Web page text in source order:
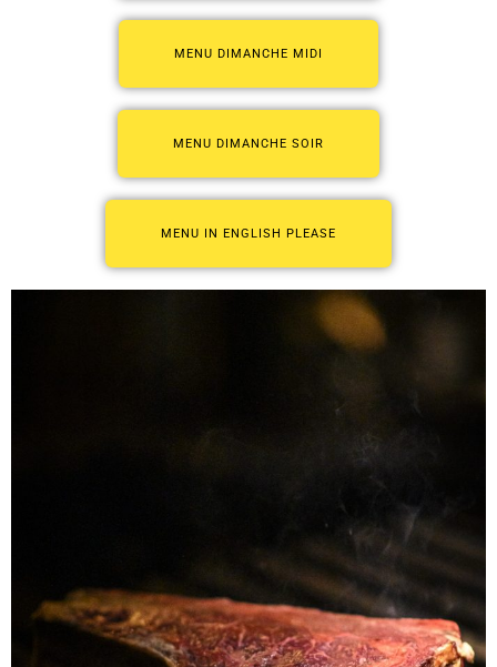
MENU DIMANCHE MIDI
MENU DIMANCHE SOIR
MENU IN ENGLISH PLEASE